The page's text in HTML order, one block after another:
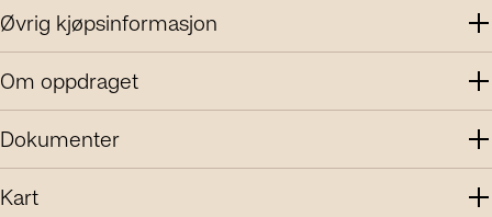
Øvrig kjøpsinformasjon
Om oppdraget
Dokumenter
Kart